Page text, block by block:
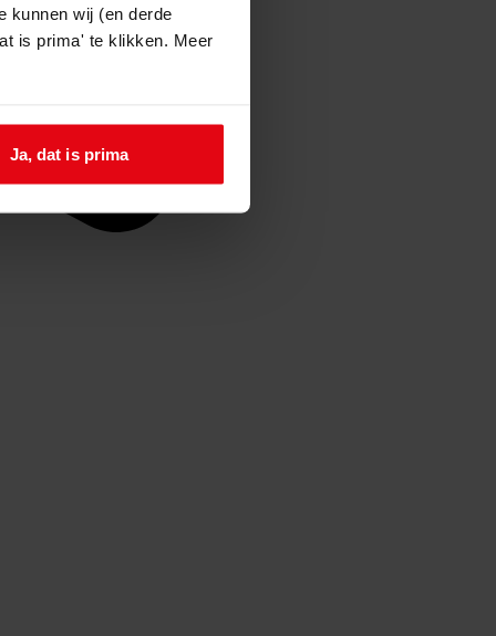
kunnen wij (en derde
is prima' te klikken. Meer
Ja, dat is prima